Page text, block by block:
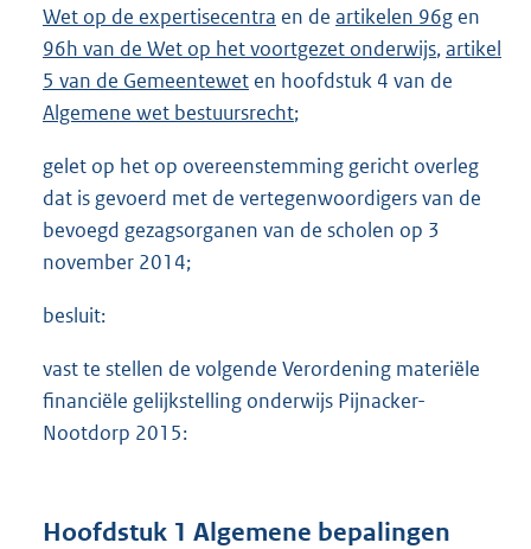
Wet op de expertisecentra en de artikelen 96g en
96h van de Wet op het voortgezet onderwijs,artikel
5 van de Gemeentewet en hoofdstuk 4 van de
Algemene wet bestuursrecht;
gelet op het op overeenstemming gericht overleg
dat is gevoerd met de vertegenwoordigers van de
bevoegd gezagsorganen van de scholen op 3
november 2014;
besluit:
vast te stellen de volgende Verordening materiële
financiële gelijkstelling onderwijs Pijnacker-
Nootdorp 2015:
Hoofdstuk 1 Algemene bepalingen